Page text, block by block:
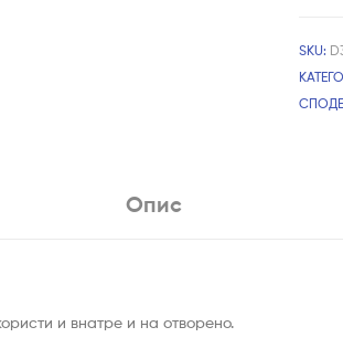
SKU:
Опис
и внатре и на отворено.